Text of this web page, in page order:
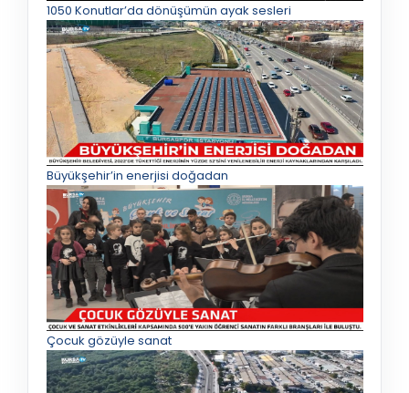
1050 Konutlar’da dönüşümün ayak sesleri
Büyükşehir’in enerjisi doğadan
Çocuk gözüyle sanat